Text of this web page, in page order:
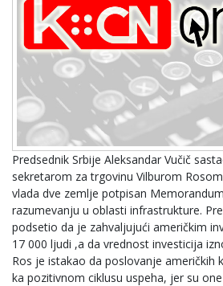
Predsednik Srbije Aleksandar Vučič
sekretarom za trgovinu Vilburom
vlada dve zemlje potpisan
razumevanju u oblasti infrastrukture.
podsetio da je zahvaljujući američkim
17 000 ljudi ,a da vrednost investicija
Ros je istakao da poslovanje američkih
ka pozitivnom ciklusu uspeha, jer su